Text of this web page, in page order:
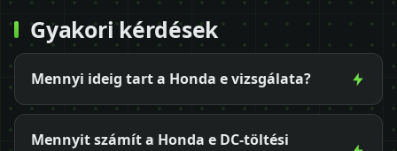
Gyakori kérdések
Mennyi ideig tart a Honda e vizsgálata?
Mennyit számít a Honda e DC-töltési